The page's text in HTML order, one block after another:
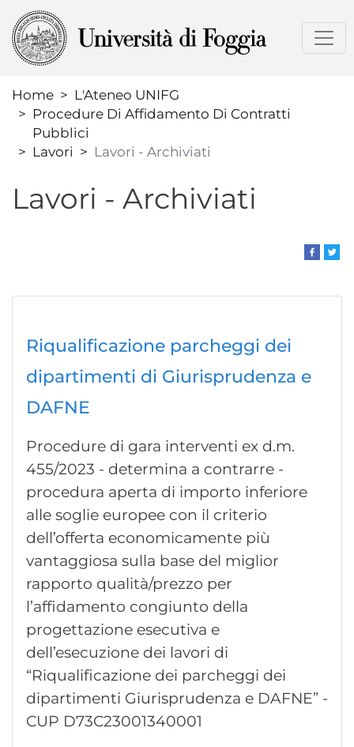
al
contenuto
Home
L'Ateneo UNIFG
Procedure Di Affidamento Di Contratti
Pubblici
Lavori
Lavori - Archiviati
Lavori - Archiviati
Riqualificazione parcheggi dei
dipartimenti di Giurisprudenza e
DAFNE
Procedure di gara interventi ex d.m.
455/2023 - determina a contrarre -
procedura aperta di importo inferiore
alle soglie europee con il criterio
dell’offerta economicamente più
vantaggiosa sulla base del miglior
rapporto qualità/prezzo per
l’affidamento congiunto della
progettazione esecutiva e
dell’esecuzione dei lavori di
“Riqualificazione dei parcheggi dei
dipartimenti Giurisprudenza e DAFNE” -
CUP D73C23001340001